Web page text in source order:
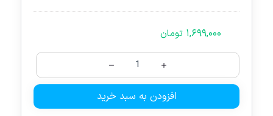
۱,۶۹۹,۰۰۰ تومان
افزودن به سبد خرید